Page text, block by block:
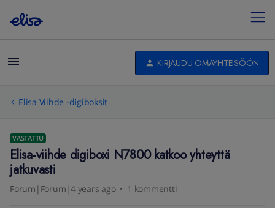
KIRJAUDU OMAYHTEISÖÖN
Elisa Viihde -digiboksit
VASTATTU
Elisa-viihde digiboxi N7800 katkoo yhteyttä
jatkuvasti
Forum|Forum|4 years ago 1 kommentti